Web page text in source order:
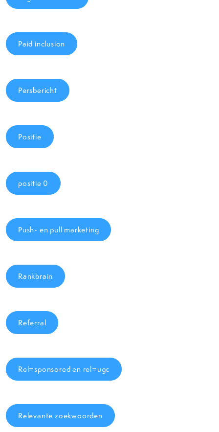
Paid inclusion
Persbericht
Positie
positie 0
Push- en pull marketing
Rankbrain
Referral
Rel=sponsored en rel=ugc
Relevante zoekwoorden